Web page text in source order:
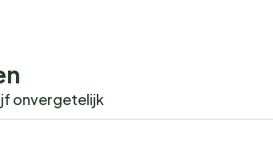
onvergetelijk